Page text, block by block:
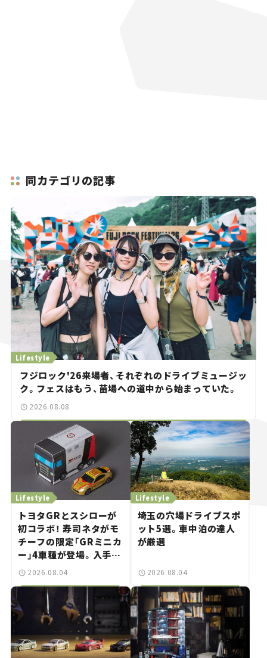
同カテゴリの記事
フジロック'26来場者、それぞれのドライブミュージッ
ク。フェスはもう、苗場への道中から始まっていた。
Lifestyle
2026.08.08
トヨタGRとスシローが
初コラボ！ 寿司ネタがモ
チーフの限定「GRミニカ
ー」4車種が登場。入手方
法は？【クルマとホビー】
Lifestyle
2026.08.04
埼玉の穴場ドライブスポ
ット5選。車中泊の達人
が厳選
Lifestyle
2026.08.04